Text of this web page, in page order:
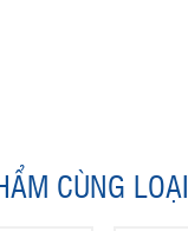
CÙNG LOẠI